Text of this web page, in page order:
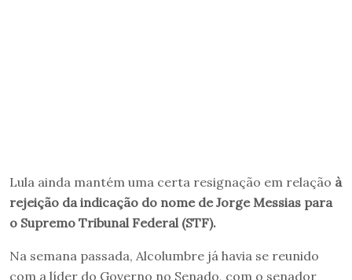
Lula ainda mantém uma certa resignação em relação à
rejeição da indicação do nome de Jorge Messias para
o Supremo Tribunal Federal (STF).
Na semana passada, Alcolumbre já havia se reunido
com a líder do Governo no Senado, com o senador